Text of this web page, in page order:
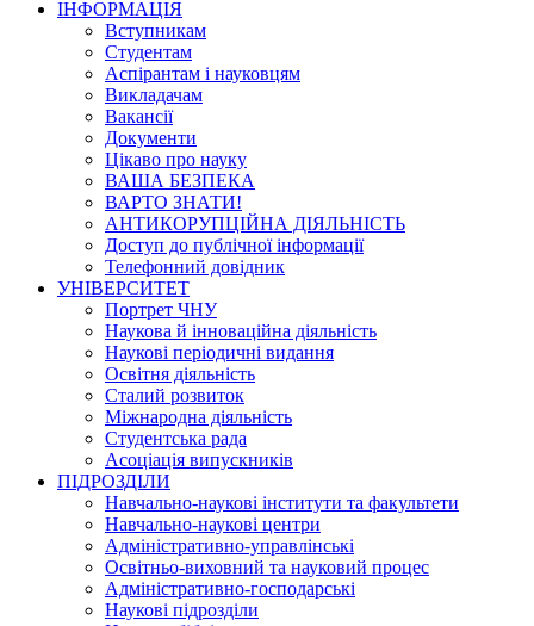
ІНФОРМАЦІЯ
Вступникам
Студентам
Аспірантам і науковцям
Викладачам
Вакансії
Документи
Цікаво про науку
ВАША БЕЗПЕКА
ВАРТО ЗНАТИ!
АНТИКОРУПЦІЙНА ДІЯЛЬНІСТЬ
Доступ до публічної інформації
Телефонний довідник
УНІВЕРСИТЕТ
Портрет ЧНУ
Наукова й інноваційна діяльність
Наукові періодичні видання
Освітня діяльність
Сталий розвиток
Міжнародна діяльність
Студентська рада
Асоціація випускників
ПІДРОЗДІЛИ
Навчально-наукові інститути та факультети
Навчально-наукові центри
Адміністративно-управлінські
Освітньо-виховний та науковий процес
Адміністративно-господарські
Наукові підрозділи